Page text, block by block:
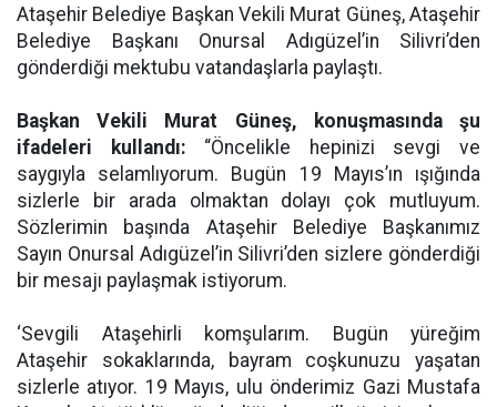
Ataşehir Belediye Başkan Vekili Murat Güneş, Ataşehir
Belediye Başkanı Onursal Adıgüzel’in Silivri’den
gönderdiği mektubu vatandaşlarla paylaştı.
Başkan Vekili Murat Güneş, konuşmasında şu
ifadeleri kullandı: “Öncelikle hepinizi sevgi ve
saygıyla selamlıyorum. Bugün 19 Mayıs’ın ışığında
sizlerle bir arada olmaktan dolayı çok mutluyum.
Sözlerimin başında Ataşehir Belediye Başkanımız
Sayın Onursal Adıgüzel’in Silivri’den sizlere gönderdiği
bir mesajı paylaşmak istiyorum.
‘Sevgili Ataşehirli komşularım. Bugün yüreğim
Ataşehir sokaklarında, bayram coşkunuzu yaşatan
sizlerle atıyor. 19 Mayıs, ulu önderimiz Gazi Mustafa